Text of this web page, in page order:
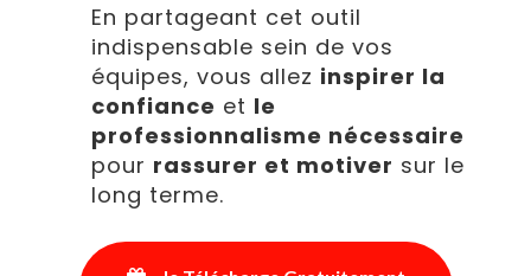
En partageant cet outil
indispensable sein de vos
équipes, vous allez inspirer la
confiance et le
professionnalisme nécessaire
pour rassurer et motiver sur le
long terme.